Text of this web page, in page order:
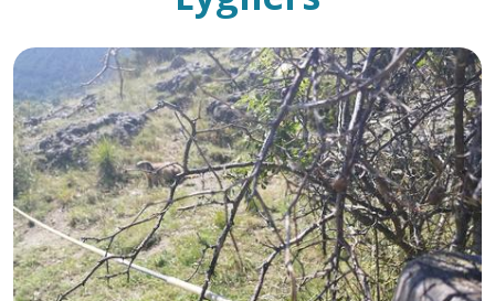
RANDONNÉES
ORGANISER SON SÉJOUR
RECHERCHER
FR
GB